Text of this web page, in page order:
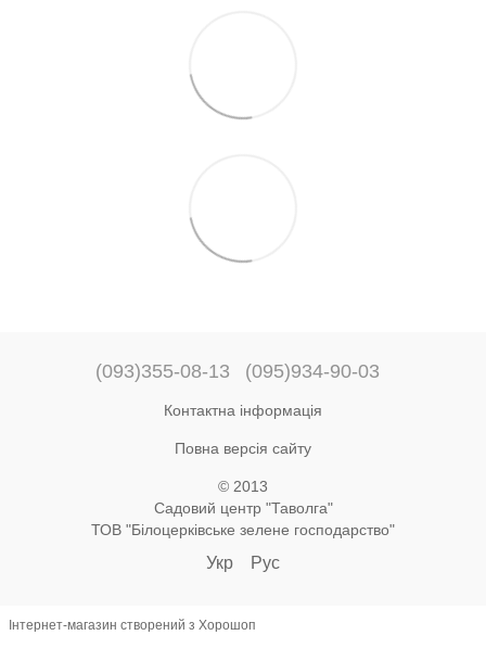
(093)355-08-13 (095)934-90-03
Контактна інформація
Повна версія сайту
© 2013
Садовий центр "Таволга"
ТОВ "Білоцерківське зелене господарство"
Укр Рус
Інтернет-магазин створений з Хорошоп